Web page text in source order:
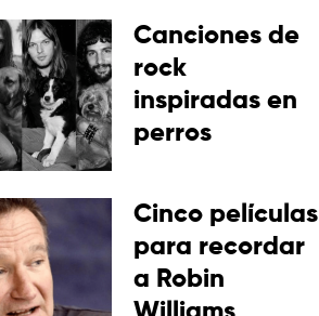
Canciones de
rock
inspiradas en
perros
Cinco películas
para recordar
a Robin